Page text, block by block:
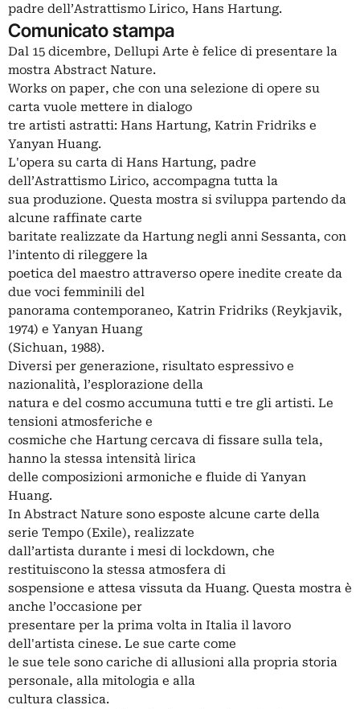
padre dell’Astrattismo Lirico, Hans Hartung.
Comunicato stampa
Dal 15 dicembre, Dellupi Arte è felice di presentare la
mostra Abstract Nature.
Works on paper, che con una selezione di opere su
carta vuole mettere in dialogo
tre artisti astratti: Hans Hartung, Katrin Fridriks e
Yanyan Huang.
L'opera su carta di Hans Hartung, padre
dell’Astrattismo Lirico, accompagna tutta la
sua produzione. Questa mostra si sviluppa partendo da
alcune raffinate carte
baritate realizzate da Hartung negli anni Sessanta, con
l’intento di rileggere la
poetica del maestro attraverso opere inedite create da
due voci femminili del
panorama contemporaneo, Katrin Fridriks (Reykjavik,
1974) e Yanyan Huang
(Sichuan, 1988).
Diversi per generazione, risultato espressivo e
nazionalità, l’esplorazione della
natura e del cosmo accumuna tutti e tre gli artisti. Le
tensioni atmosferiche e
cosmiche che Hartung cercava di fissare sulla tela,
hanno la stessa intensità lirica
delle composizioni armoniche e fluide di Yanyan
Huang.
In Abstract Nature sono esposte alcune carte della
serie Tempo (Exile), realizzate
dall’artista durante i mesi di lockdown, che
restituiscono la stessa atmosfera di
sospensione e attesa vissuta da Huang. Questa mostra è
anche l’occasione per
presentare per la prima volta in Italia il lavoro
dell'artista cinese. Le sue carte come
le sue tele sono cariche di allusioni alla propria storia
personale, alla mitologia e alla
cultura classica.